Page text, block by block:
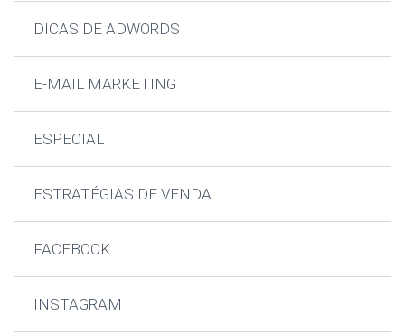
DICAS DE ADWORDS
E-MAIL MARKETING
ESPECIAL
ESTRATÉGIAS DE VENDA
FACEBOOK
INSTAGRAM